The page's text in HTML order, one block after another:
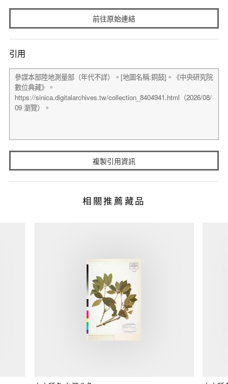
前往原始連結
引用
複製引用資訊
相關推薦藏品